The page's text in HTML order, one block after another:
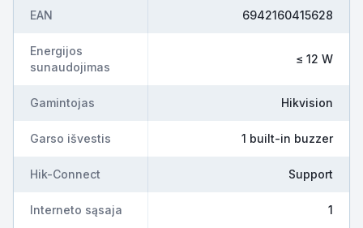
EAN 6942160415628
Energijos
sunaudojimas
≤ 12 W
Gamintojas Hikvision
Garso išvestis 1 built-in buzzer
Hik-Connect Support
Interneto sąsaja 1